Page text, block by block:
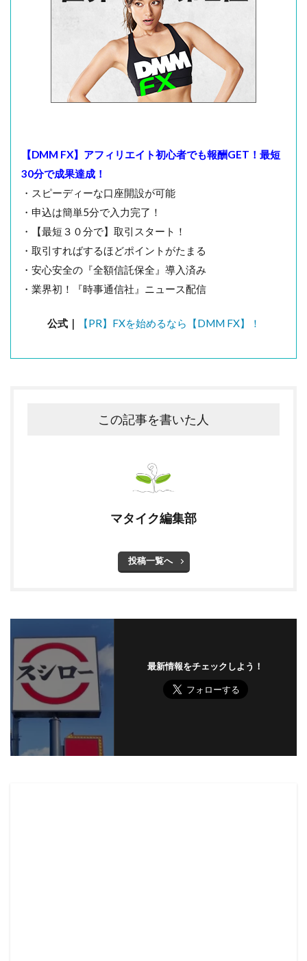
【DMM FX】アフィリエイト初心者でも報酬GET！最短
30分で成果達成！
・スピーディーな口座開設が可能
・申込は簡単5分で入力完了！
・【最短３０分で】取引スタート！
・取引すればするほどポイントがたまる
・安心安全の『全額信託保全』導入済み
・業界初！『時事通信社』ニュース配信
公式｜ 【PR】FXを始めるなら【DMM FX】！
この記事を書いた人
マタイク編集部
投稿一覧へ
最新情報をチェックしよう！